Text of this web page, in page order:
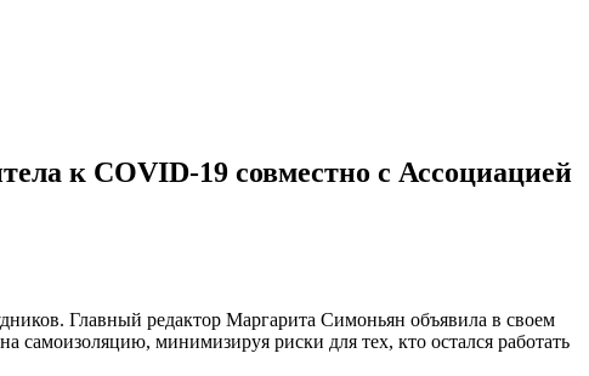
к COVID-19 совместно с Ассоциацией
Главный редактор Маргарита Симоньян объявила в своем
самоизоляцию, минимизируя риски для тех, кто остался работать